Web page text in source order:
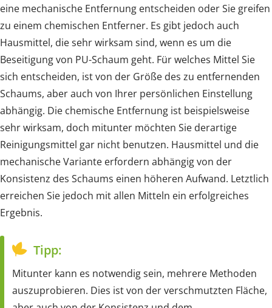
eine mechanische Entfernung entscheiden oder Sie greifen
zu einem chemischen Entferner. Es gibt jedoch auch
Hausmittel, die sehr wirksam sind, wenn es um die
Beseitigung von PU-Schaum geht. Für welches Mittel Sie
sich entscheiden, ist von der Größe des zu entfernenden
Schaums, aber auch von Ihrer persönlichen Einstellung
abhängig. Die chemische Entfernung ist beispielsweise
sehr wirksam, doch mitunter möchten Sie derartige
Reinigungsmittel gar nicht benutzen. Hausmittel und die
mechanische Variante erfordern abhängig von der
Konsistenz des Schaums einen höheren Aufwand. Letztlich
erreichen Sie jedoch mit allen Mitteln ein erfolgreiches
Ergebnis.
Tipp:
Mitunter kann es notwendig sein, mehrere Methoden
auszuprobieren. Dies ist von der verschmutzten Fläche,